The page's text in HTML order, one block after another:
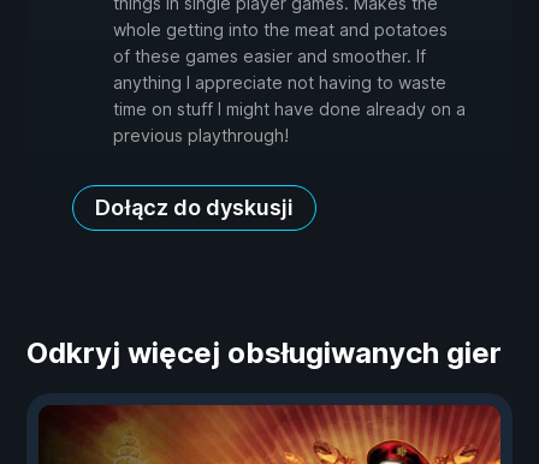
whole getting into the meat and potatoes
of these games easier and smoother. If
anything I appreciate not having to waste
time on stuff I might have done already on a
previous playthrough!
Dołącz do dyskusji
Odkryj więcej obsługiwanych gier